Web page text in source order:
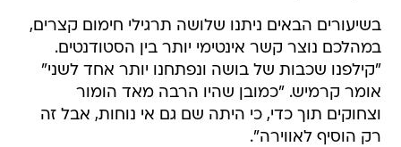
בשיעורים הבאים ניתנו שלושה תרגילי חימום קצרים,
במהלכם נוצר קשר אינטימי יותר בין הסטודנטים.
"קילפנו שכבות של בושה ונפתחנו יותר אחד לשני"
אומר קרמיש. "כמובן שהיו הרבה מאד הומור
וצחוקים תוך כדי, כי היתה שם גם אי נוחות, אבל זה
רק הוסיף לאווירה".